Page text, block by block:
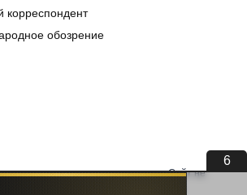
корреспондент
обозрение
6
из открытых источников. Сайт не